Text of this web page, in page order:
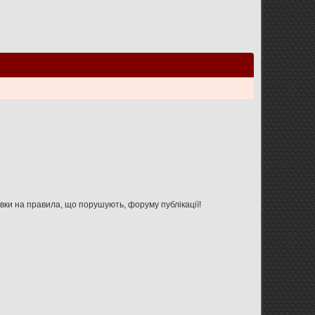
Увага: дана форма не призначена для зв'язку з адміністрацією форуму, використовуйте її тільки для вказівки на правила, що порушують, форуму публікації!